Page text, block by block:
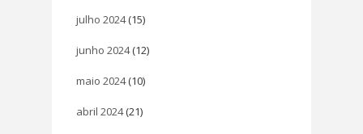
julho 2024(15)
junho 2024(12)
maio 2024(10)
abril 2024(21)